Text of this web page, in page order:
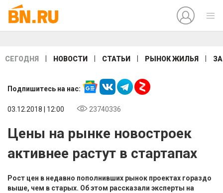
СЕГОДНЯ НОВОСТИ СТАТЬИ РЫНОК ЖИЛЬЯ
Подпишитесь на нас:
03.12.2018 | 12:00 23740336
Цены на рынке новостроек
активнее растут в стартапах
Рост цен в недавно пополнивших рынок проектах гораздо
выше, чем в старых. Об этом рассказали эксперты на